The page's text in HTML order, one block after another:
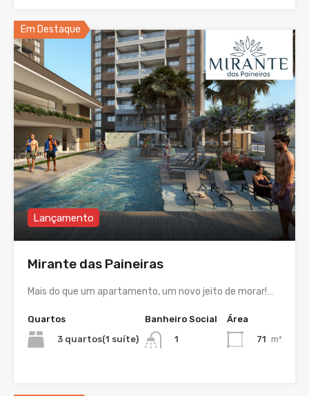
Em Destaque
Lançamento
Mirante das Paineiras
Mais do que um apartamento, um novo jeito de morar!…
Quartos
3 quartos(1 suíte)
Banheiro Social
1
Área
71 m²